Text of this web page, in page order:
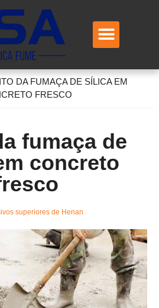
DA FUMAÇA DE SÍLICA EM
FRESCO
fumaça de
concreto
superiores de Henan